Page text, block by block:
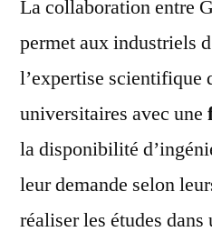
La collaboration entre
permet aux industriels
l’expertise scientifique
universitaires avec une
la disponibilité
leur demande selon
réaliser les études dans